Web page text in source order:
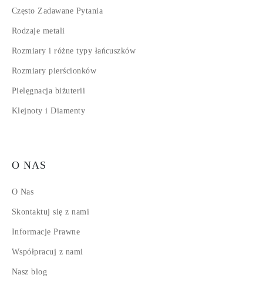
Często Zadawane Pytania
Rodzaje metali
Rozmiary i różne typy łańcuszków
Rozmiary pierścionków
Pielęgnacja biżuterii
Klejnoty i Diamenty
O NAS
O Nas
Skontaktuj się z nami
Informacje Prawne
Współpracuj z nami
Nasz blog